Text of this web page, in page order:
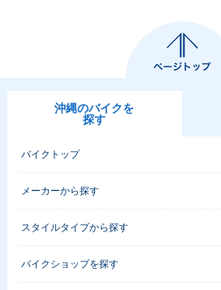
沖縄のバイクを
探す
バイクトップ
メーカーから探す
スタイルタイプから探す
バイクショップを探す